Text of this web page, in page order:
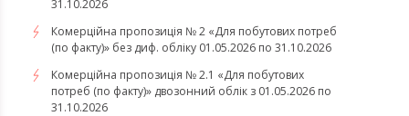
31.10.2026
Комерційна пропозиція № 2 «Для побутових потреб
(по факту)» без диф. обліку 01.05.2026 по 31.10.2026
Комерційна пропозиція № 2.1 «Для побутових
потреб (по факту)» двозонний облік з 01.05.2026 по
31.10.2026